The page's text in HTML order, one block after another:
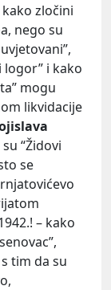
zločini
nego su
logor” i kako
mogu
likvidacije
“Židovi
se
– kako
tim da su